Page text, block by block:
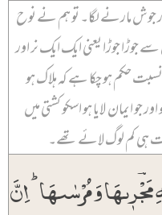
جوش مارنے لگا۔ تو ہم نے نوح
جوڑا جوڑا یعنی ایک ایک نر اور
حکم ہو چکا ہے کہ ہلاک ہو
جو ایمان لایا ہو اسکو کشتی میں
ہی کم لوگ لائے تھے۔
مَ‍‍جۡؔرٖىہَا وَ مُرۡسٰىہَا ؕ اِنَّ